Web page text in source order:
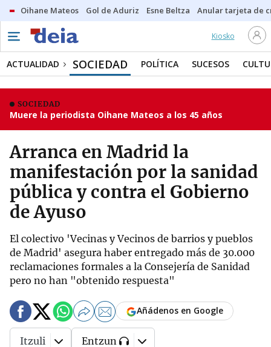
Oihane Mateos Gol de Aduriz Esne Beltza Anular tarjeta de
Kiosko
ACTUALIDAD SOCIEDAD POLÍTICA SUCESOS
SOCIEDAD
Muere la periodista Oihane Mateos a los 45 años
Arranca en Madrid la
manifestación por la sanidad
pública y contra el Gobierno
de Ayuso
El colectivo 'Vecinas y Vecinos de barrios y pueblos
de Madrid' asegura haber entregado más de 30.000
reclamaciones formales a la Consejería de Sanidad
pero no han "obtenido respuesta"
Añádenos en Google
Itzuli Entzun